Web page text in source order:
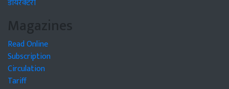
डायरेक्टरी
Magazines
Read Online
Subscription
Circulation
Tariff